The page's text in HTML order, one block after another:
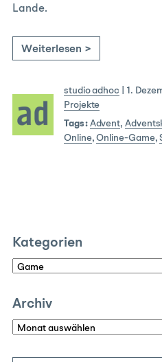
Lande.
Weiterlesen >
studio adhoc 1.
Projekte
Tags: Advent,
Online,Online-Game,
Kategorien
Kategorien
Archiv
Archiv